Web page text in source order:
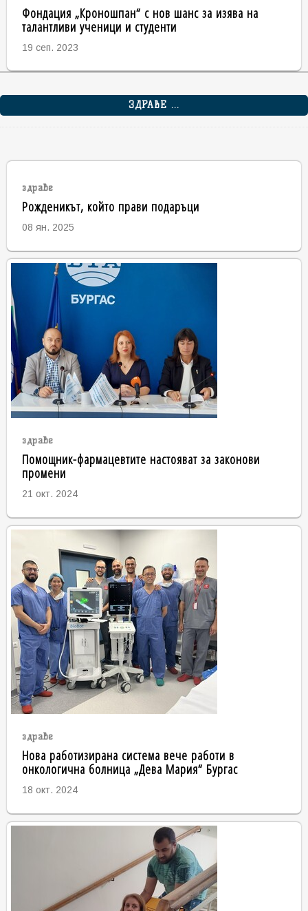
Фондация „Кроношпан“ с нов шанс за изява на
талантливи ученици и студенти
19 сеп. 2023
ЗДРАВЕ ...
здраве
Рожденикът, който прави подаръци
08 ян. 2025
здраве
Помощник-фармацевтите настояват за законови
промени
21 окт. 2024
здраве
Нова работизирана система вече работи в
онкологична болница „Дева Мария“ Бургас
18 окт. 2024